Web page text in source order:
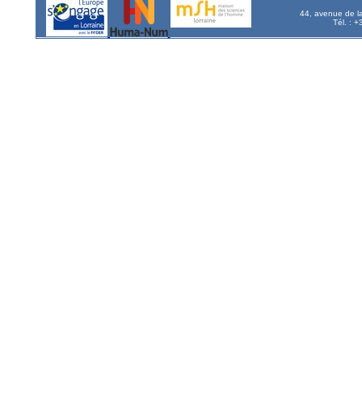
44, avenue de
Tél. :